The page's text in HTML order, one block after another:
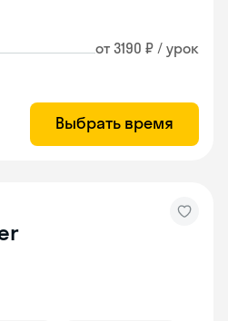
от 3190 ₽ / урок
Выбрать время